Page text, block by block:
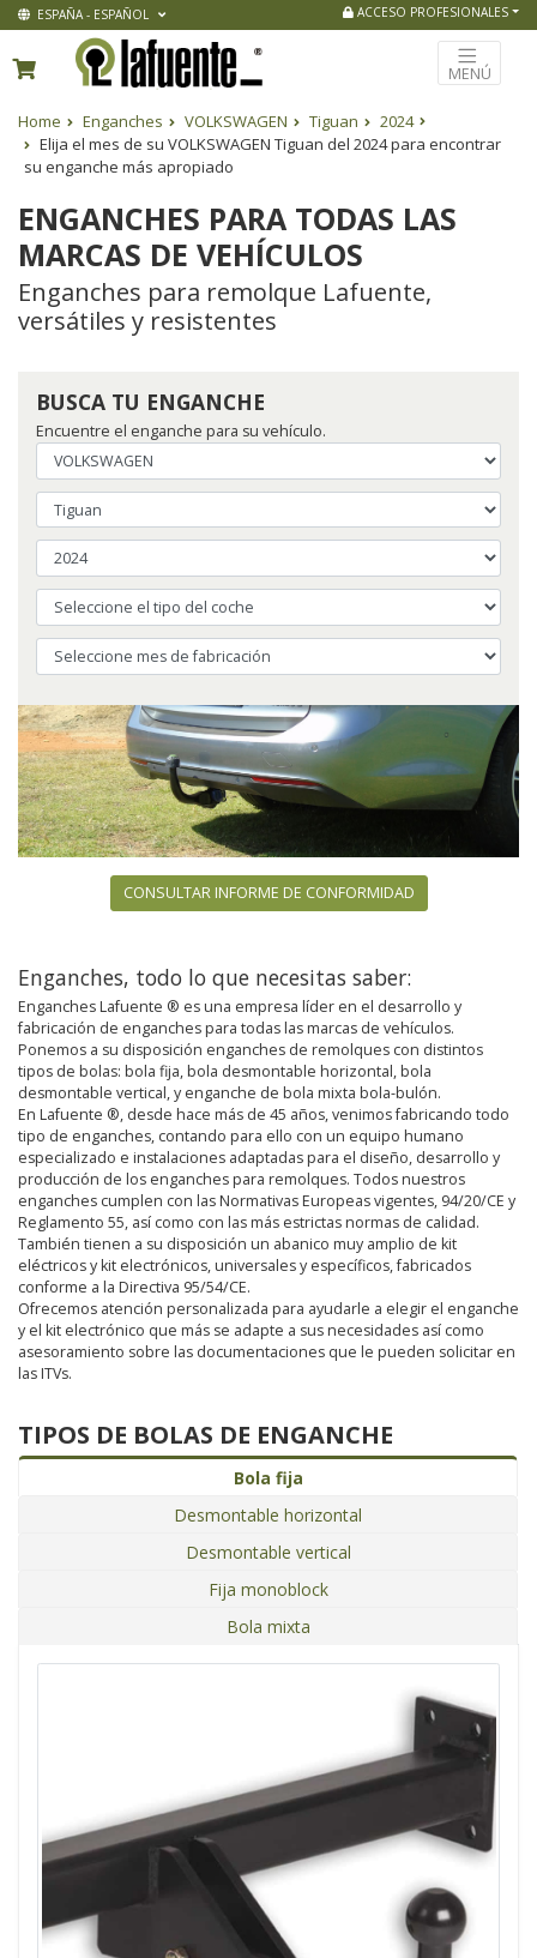
ESPAÑA - ESPAÑOL ACCESO PROFESIONALES
MENÚ
Home Enganches VOLKSWAGEN Tiguan
2024
Elija el mes de su VOLKSWAGEN Tiguan del 2024 para encontrar
su enganche más apropiado
ENGANCHES PARA TODAS LAS
MARCAS DE VEHÍCULOS
Enganches para remolque Lafuente,
versátiles y resistentes
BUSCA TU ENGANCHE
Encuentre el enganche para su vehículo.
CONSULTAR INFORME DE CONFORMIDAD
Enganches, todo lo que necesitas saber:
Enganches Lafuente ® es una empresa líder en el desarrollo y
fabricación de enganches para todas las marcas de vehículos.
Ponemos a su disposición enganches de remolques con distintos
tipos de bolas: bola fija, bola desmontable horizontal, bola
desmontable vertical, y enganche de bola mixta bola-bulón.
En Lafuente ®, desde hace más de 45 años, venimos fabricando todo
tipo de enganches, contando para ello con un equipo humano
especializado e instalaciones adaptadas para el diseño, desarrollo y
producción de los enganches para remolques. Todos nuestros
enganches cumplen con las Normativas Europeas vigentes, 94/20/CE y
Reglamento 55, así como con las más estrictas normas de calidad.
También tienen a su disposición un abanico muy amplio de kit
eléctricos y kit electrónicos, universales y específicos, fabricados
conforme a la Directiva 95/54/CE.
Ofrecemos atención personalizada para ayudarle a elegir el enganche
y el kit electrónico que más se adapte a sus necesidades así como
asesoramiento sobre las documentaciones que le pueden solicitar en
las ITVs.
TIPOS DE BOLAS DE ENGANCHE
Bola fija
Desmontable horizontal
Desmontable vertical
Fija monoblock
Bola mixta